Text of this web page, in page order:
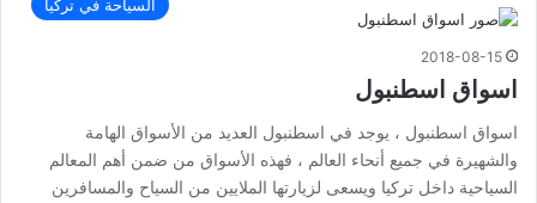
السياحة في تركيا
2018-08-15
اسواق اسطنبول
اسواق اسطنبول ، يوجد في اسطنبول العديد من الأسواق الهامة
والشهيرة في جميع أنحاء العالم ، فهذه الأسواق من ضمن أهم المعالم
السياحية داخل تركيا ويسعى لزيارتها الملايين من السياح والمسافرين